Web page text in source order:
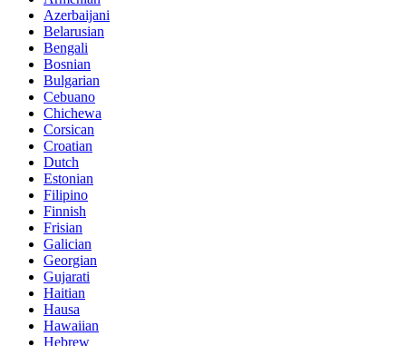
Azerbaijani
Belarusian
Bengali
Bosnian
Bulgarian
Cebuano
Chichewa
Corsican
Croatian
Dutch
Estonian
Filipino
Finnish
Frisian
Galician
Georgian
Gujarati
Haitian
Hausa
Hawaiian
Hebrew